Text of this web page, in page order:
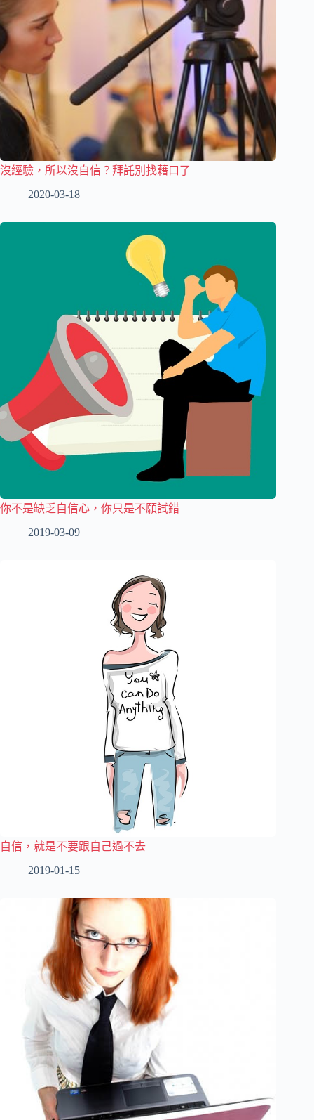
沒經驗，所以沒自信？拜託別找藉口了
2020-03-18
你不是缺乏自信心，你只是不願試錯
2019-03-09
自信，就是不要跟自己過不去
2019-01-15